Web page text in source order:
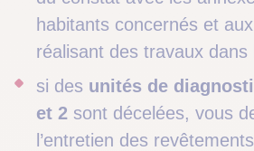
habitants concernés et
réalisant des travaux dans
si des unités de
et 2 sont décelées, vous
l’entretien des